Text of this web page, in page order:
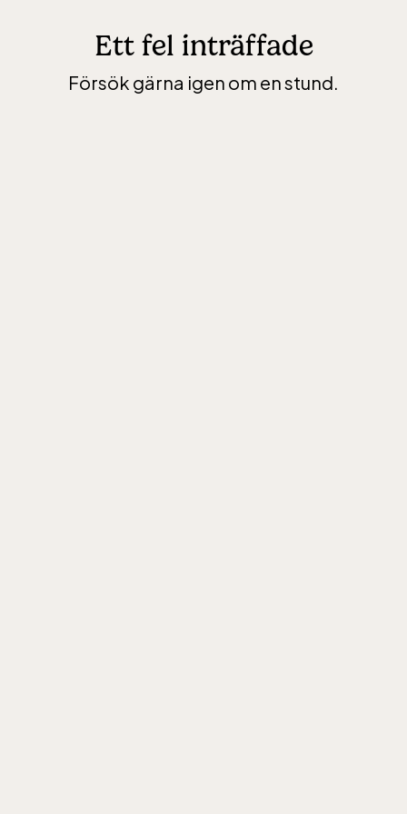
Ett fel inträffade
Försök gärna igen om en stund.